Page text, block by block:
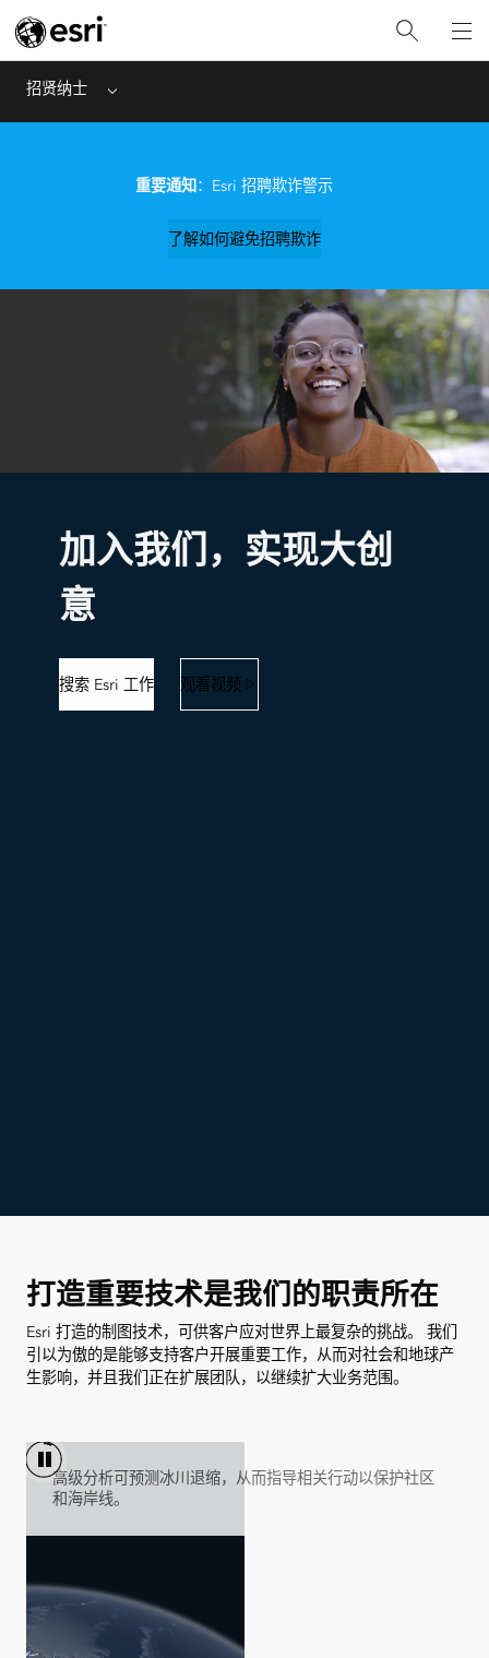
招贤纳士 Menu
重要通知：Esri 招聘欺诈警示
了解如何避免招聘欺诈
加入我们，实现大创
意
搜索 Esri 工作 观看视频
打造重要技术是我们的职责所在
Esri 打造的制图技术，可供客户应对世界上最复杂的挑战。 我们
引以为傲的是能够支持客户开展重要工作，从而对社会和地球产
生影响，并且我们正在扩展团队，以继续扩大业务范围。
高级分析可预测冰川退缩，从而指导相关行动以保护社区
和海岸线。